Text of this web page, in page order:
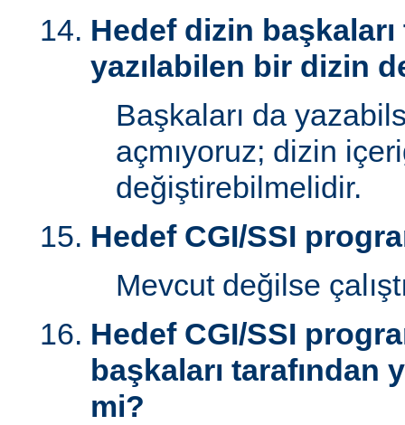
Hedef dizin başkaları
yazılabilen bir dizin
Başkaları da
açmıyoruz; dizin
değiştirebilmelidir.
Hedef CGI/SSI
Mevcut değilse
Hedef CGI/SSI
başkaları tarafından
mi?